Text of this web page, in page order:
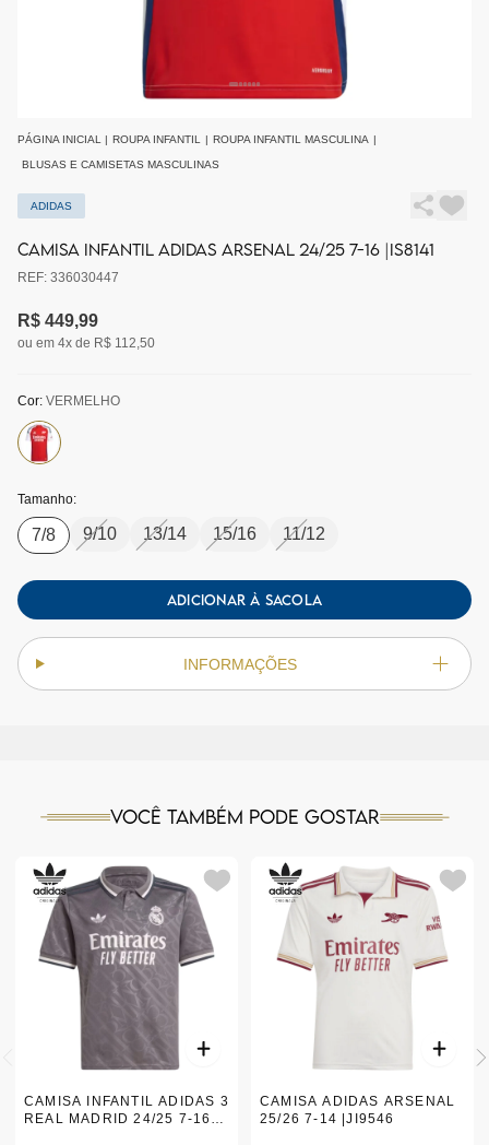
PÁGINA INICIAL | ROUPA INFANTIL | ROUPA INFANTIL MASCULINA |
BLUSAS E CAMISETAS MASCULINAS
ADIDAS
CAMISA INFANTIL ADIDAS ARSENAL 24/25 7-16 |IS8141
REF: 336030447
R$ 449,99
ou em 4x de R$ 112,50
Cor: VERMELHO
Tamanho:
7/8 9/10 13/14 15/16 11/12
ADICIONAR À SACOLA
INFORMAÇÕES
Você também pode gostar
CAMISA INFANTIL ADIDAS 3
REAL MADRID 24/25 7-16
CAMISA ADIDAS ARSENAL
25/26 7-14 |JI9546